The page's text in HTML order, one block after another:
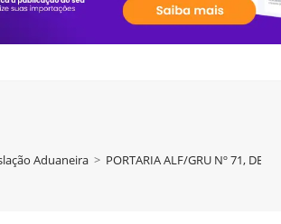
Aduaneira > PORTARIA ALF/GRU Nº 71, DE